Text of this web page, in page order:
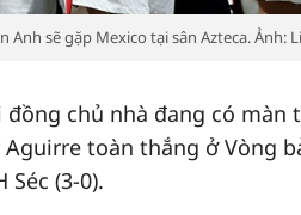
Anh sẽ gặp Mexico tại sân Azteca. Ảnh:
chủ nhà đang có
Aguirre toàn thắng ở Vòng
Séc (3-0).